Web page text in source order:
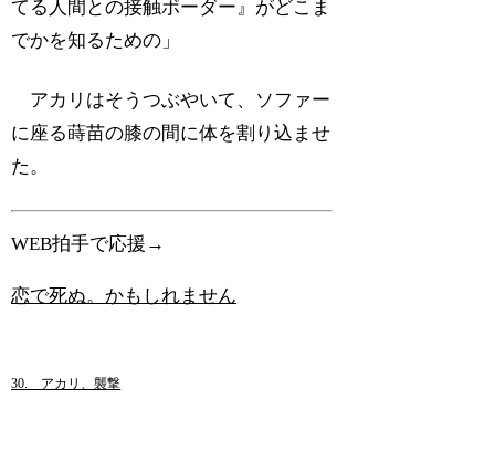
てる人間との接触ボーダー』がどこま
でかを知るための」
アカリはそうつぶやいて、ソファー
に座る蒔苗の膝の間に体を割り込ませ
た。
WEB拍手で応援→
恋で死ぬ。かもしれません
30. アカリ、襲撃